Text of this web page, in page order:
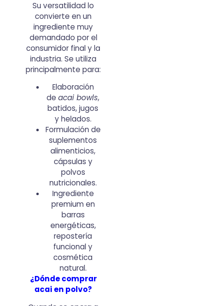
Su versatilidad lo
convierte en un
ingrediente muy
demandado por el
consumidor final y la
industria. Se utiliza
principalmente para:
Elaboración
deacai bowls,
batidos, jugos
y helados.
Formulación de
suplementos
alimenticios,
cápsulas y
polvos
nutricionales.
Ingrediente
premium en
barras
energéticas,
repostería
funcional y
cosmética
natural.
¿Dónde comprar
acai en polvo?